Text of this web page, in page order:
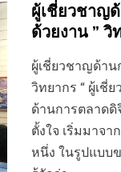
ผู้เชี่ยวชาญ
ด้วยงาน ” วิ
ผู้เชี่ยวชาญด้าน
วิทยากร “ ผู้เ
ด้านการตลาด
ตั้งใจ เริ่มมาจ
หนึ่ง ในรูปแบบ